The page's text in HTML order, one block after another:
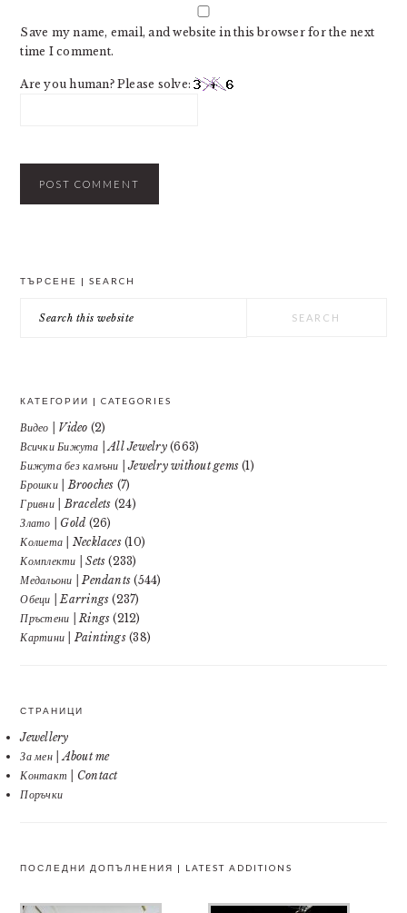
Save my name, email, and website in this browser for the next
time I comment.
Are you human? Please solve:
ТЪРСЕНЕ | SEARCH
this
КАТЕГОРИИ | CATEGORIES
Видео | Video (2)
Всички Бижута | All Jewelry(663)
Бижута без камъни | Jewelry without gems (1)
Брошки | Brooches (7)
Гривни | Bracelets (24)
Злато | Gold (26)
Колиета | Necklaces(10)
Комплекти | Sets (233)
Медальони | Pendants (544)
Обеци | Earrings (237)
Пръстени | Rings (212)
Картини | Paintings(38)
СТРАНИЦИ
Jewellery
За мен | About me
Контакт | Contact
Поръчки
ПОСЛЕДНИ ДОПЪЛНЕНИЯ | LATEST ADDITIONS